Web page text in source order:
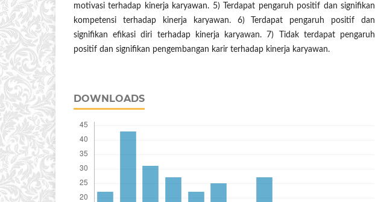
motivasi terhadap kinerja karyawan. 5) Terdapat pengaruh positif dan signifikan
kompetensi terhadap kinerja karyawan. 6) Terdapat pengaruh positif dan
signifikan efikasi diri terhadap kinerja karyawan. 7) Tidak terdapat pengaruh
positif dan signifikan pengembangan karir terhadap kinerja karyawan.
DOWNLOADS